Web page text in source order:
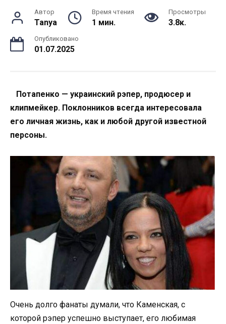
Автор
Tanya
Время чтения
1 мин.
Просмотры
3.8к.
Опубликовано
01.07.2025
Потапенко — украинский рэпер, продюсер и
клипмейкер. Поклонников всегда интересовала
его личная жизнь, как и любой другой известной
персоны.
Очень долго фанаты думали, что Каменская, с
которой рэпер успешно выступает, его любимая